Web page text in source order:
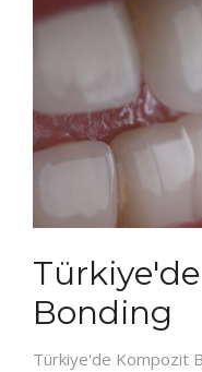
Bonding
Türkiye'de Kompozit